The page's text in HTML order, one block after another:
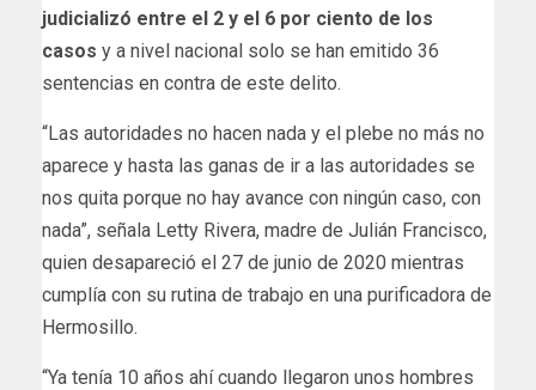
judicializó entre el 2 y el 6 por ciento de los
casos y a nivel nacional solo se han emitido 36
sentencias en contra de este delito.
“Las autoridades no hacen nada y el plebe no más no
aparece y hasta las ganas de ir a las autoridades se
nos quita porque no hay avance con ningún caso, con
nada”, señala Letty Rivera, madre de Julián Francisco,
quien desapareció el 27 de junio de 2020 mientras
cumplía con su rutina de trabajo en una purificadora de
Hermosillo.
“Ya tenía 10 años ahí cuando llegaron unos hombres